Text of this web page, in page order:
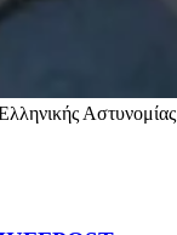
Αστυνομίας